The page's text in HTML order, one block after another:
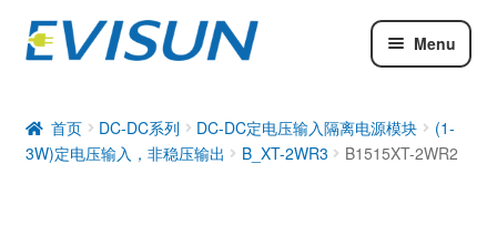
Menu
DC-DC系列
工业通信模块
首页 DC-DC系列 DC-DC定电压输入隔离电源模块
(1-
3W)定电压输入，非稳压输出
B_XT-2WR3 B1515XT-2WR2